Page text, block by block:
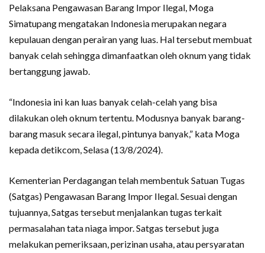
Pelaksana Pengawasan Barang Impor Ilegal, Moga
Simatupang mengatakan Indonesia merupakan negara
kepulauan dengan perairan yang luas. Hal tersebut membuat
banyak celah sehingga dimanfaatkan oleh oknum yang tidak
bertanggung jawab.
“Indonesia ini kan luas banyak celah-celah yang bisa
dilakukan oleh oknum tertentu. Modusnya banyak barang-
barang masuk secara ilegal, pintunya banyak,” kata Moga
kepada detikcom, Selasa (13/8/2024).
Kementerian Perdagangan telah membentuk Satuan Tugas
(Satgas) Pengawasan Barang Impor Ilegal. Sesuai dengan
tujuannya, Satgas tersebut menjalankan tugas terkait
permasalahan tata niaga impor. Satgas tersebut juga
melakukan pemeriksaan, perizinan usaha, atau persyaratan